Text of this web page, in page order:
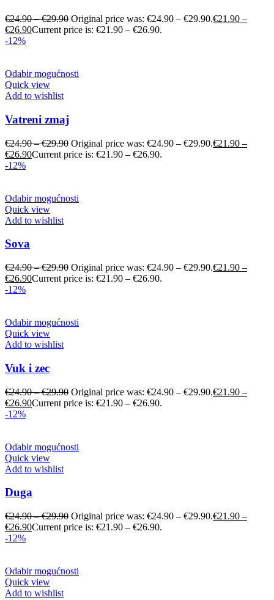
€24.90–€29.90 Original price was: €24.90 – €29.90.€21.90 –
€26.90Current price is: €21.90 – €26.90.
-12%
Odabir mogućnosti
Quick view
Add to wishlist
Vatreni zmaj
€24.90–€29.90 Original price was: €24.90 – €29.90.€21.90 –
€26.90Current price is: €21.90 – €26.90.
-12%
Odabir mogućnosti
Quick view
Add to wishlist
Sova
€24.90–€29.90 Original price was: €24.90 – €29.90.€21.90 –
€26.90Current price is: €21.90 – €26.90.
-12%
Odabir mogućnosti
Quick view
Add to wishlist
Vuk i zec
€24.90–€29.90 Original price was: €24.90 – €29.90.€21.90 –
€26.90Current price is: €21.90 – €26.90.
-12%
Odabir mogućnosti
Quick view
Add to wishlist
Duga
€24.90–€29.90 Original price was: €24.90 – €29.90.€21.90 –
€26.90Current price is: €21.90 – €26.90.
-12%
Odabir mogućnosti
Quick view
Add to wishlist